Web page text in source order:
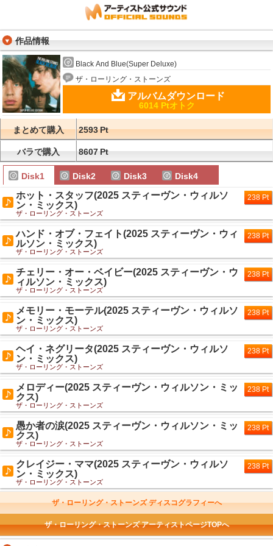
作品情報
Black And Blue(Super Deluxe)
ザ・ローリング・ストーンズ
アルバムダウンロード
6014 Ptオトク
まとめて購入 2593Pt
バラで購入 8607Pt
Disk1 Disk2 Disk3 Disk4
ホット・スタッフ(2025 スティーヴン・ウィルソ
ン・ミックス)
ザ・ローリング・ストーンズ
238 Pt
ハンド・オブ・フェイト(2025 スティーヴン・ウィ
ルソン・ミックス)
ザ・ローリング・ストーンズ
238 Pt
チェリー・オー・ベイビー(2025 スティーヴン・ウ
ィルソン・ミックス)
ザ・ローリング・ストーンズ
238 Pt
メモリー・モーテル(2025 スティーヴン・ウィルソ
ン・ミックス)
ザ・ローリング・ストーンズ
238 Pt
ヘイ・ネグリータ(2025 スティーヴン・ウィルソ
ン・ミックス)
ザ・ローリング・ストーンズ
238 Pt
メロディー(2025 スティーヴン・ウィルソン・ミッ
クス)
ザ・ローリング・ストーンズ
238 Pt
愚か者の涙(2025 スティーヴン・ウィルソン・ミッ
クス)
ザ・ローリング・ストーンズ
238 Pt
クレイジー・ママ(2025 スティーヴン・ウィルソ
ン・ミックス)
ザ・ローリング・ストーンズ
238 Pt
ザ・ローリング・ストーンズ ディスコグラフィーへ
ザ・ローリング・ストーンズ アーティストページTOPへ